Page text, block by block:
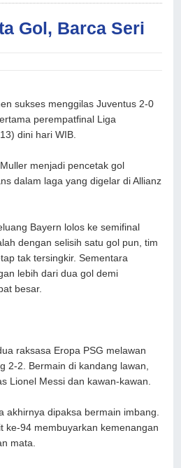
Gol, Barca Seri
sukses menggilas Juventus 2-0
perempatfinal Liga
dini hari WIB.
menjadi pencetak gol
dalam laga yang digelar di Allianz
Bayern lolos ke semifinal
dengan selisih satu gol pun, tim
tak tersingkir. Sementara
lebih dari dua gol demi
besar.
raksasa Eropa PSG melawan
2-2. Bermain di kandang lawan,
Lionel Messi dan kawan-kawan.
akhirnya dipaksa bermain imbang.
ke-94 membuyarkan kemenangan
mata.